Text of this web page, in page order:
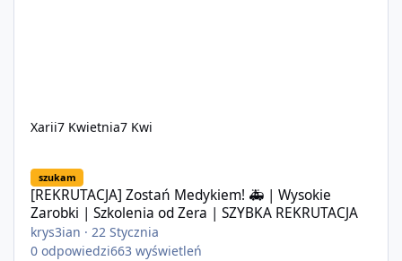
Xarii7 Kwietnia7 Kwi
szukam
[REKRUTACJA] Zostań Medykiem! 🚑 | Wysokie
Zarobki | Szkolenia od Zera | SZYBKA REKRUTACJA
krys3ian ·22 Stycznia
0 odpowiedzi663 wyświetleń